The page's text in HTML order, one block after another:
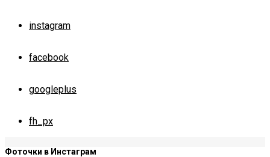
instagram
facebook
googleplus
fh_px
Фоточки в Инстаграм